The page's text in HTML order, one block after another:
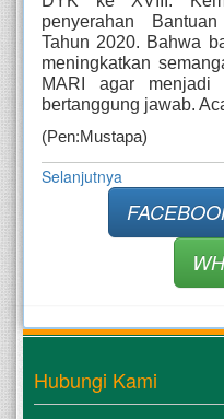
penyerahan
Tahun 2020. Bahwa
meningkatkan
MARI agar
bertanggung jawab.
(Pen:Mustapa)
Selanjutnya
Hubungi Kami